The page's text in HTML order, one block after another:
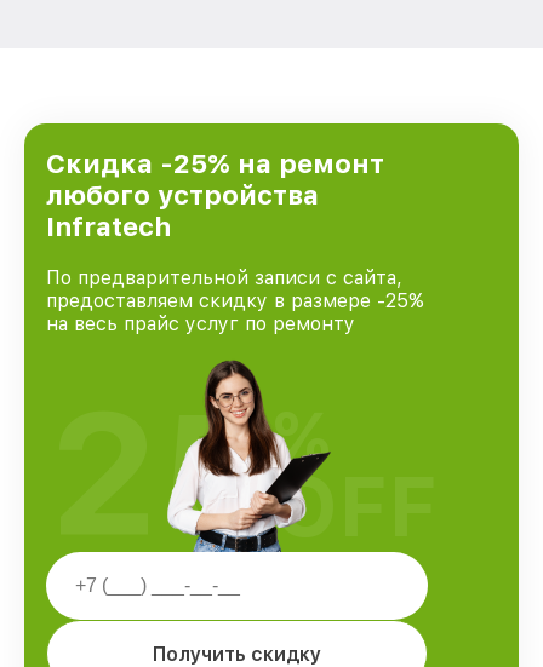
Скидка -25% на ремонт
любого устройства
Infratech
По предварительной записи с сайта,
предоставляем скидку в размере -25%
на весь прайс услуг по ремонту
Получить скидку
25%
OFF